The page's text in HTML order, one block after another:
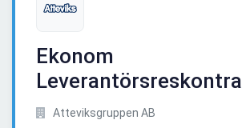
Ekonom
Leverantörsreskontra
Atteviksgruppen AB